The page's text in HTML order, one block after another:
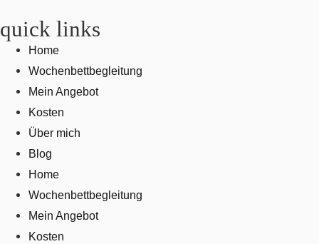
quick links
Home
Wochenbettbegleitung
Mein Angebot
Kosten
Über mich
Blog
Home
Wochenbettbegleitung
Mein Angebot
Kosten